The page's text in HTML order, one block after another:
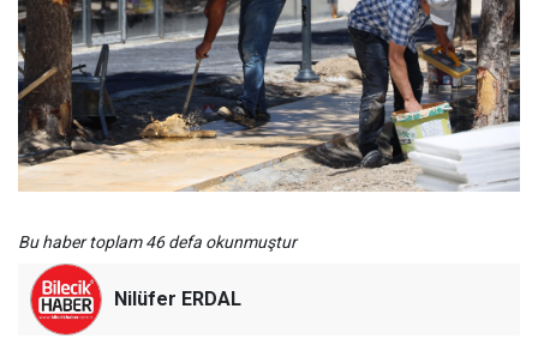
Bu haber toplam 46 defa okunmuştur
Nilüfer ERDAL